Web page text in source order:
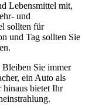
Lebensmittel mit,
und
sollten für
und Tag sollten Sie
Sie immer
ein Auto als
hinaus bietet Ihr